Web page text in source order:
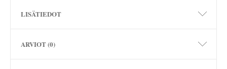
LISÄTIEDOT
ARVIOT (0)